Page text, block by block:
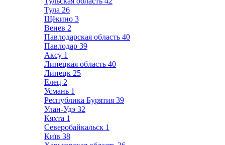
Тула 26
Щёкино 3
Венев 2
Павлодарская область 40
Павлодар 39
Аксу 1
Липецкая область 40
Липецк 25
Елец 2
Усмань 1
Республика Бурятия 39
Улан-Удэ 32
Кяхта 1
Северобайкальск 1
Київ 38